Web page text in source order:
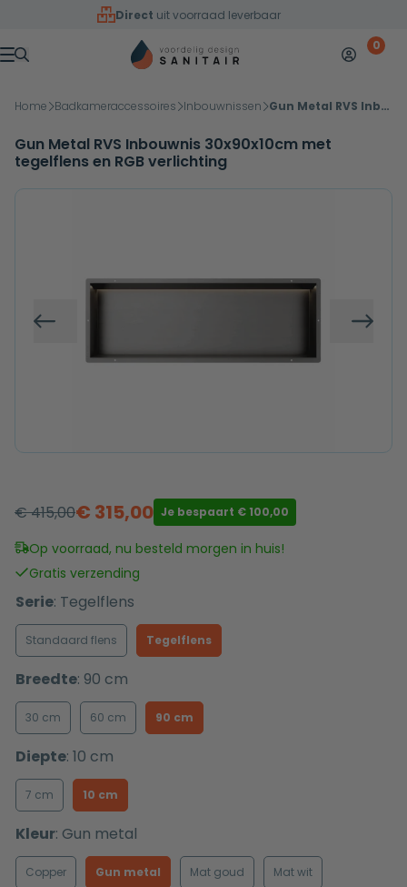
Overslaan naar inhoud
Direct uit voorraad leverbaar
Menu
Mijn 0
Home Badkameraccessoires Inbouwnissen Gun Metal RVS Inbouwnis 30x90x10cm met tegelflens en RGB verlichting
Gun Metal RVS Inbouwnis 30x90x10cm met
tegelflens en RGB verlichting
Vorige
€415,00
Oorspronkelijke
prijs
was:
€ 415,00.
€ 315,00
Huidige
prijs
is:
€ 315,00.
Je bespaart € 100,00
Op voorraad, nu besteld morgen in huis!
Gratis verzending
Serie: Tegelflens
Standaard flens Tegelflens
Breedte: 90 cm
30 cm 60 cm 90 cm
Diepte: 10 cm
7 cm 10 cm
Kleur: Gun metal
Copper Gun metal Mat goud Mat wit